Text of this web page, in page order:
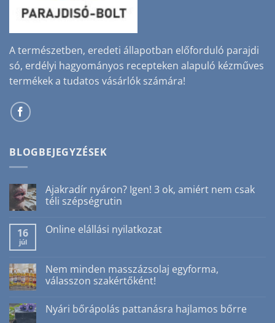
A természetben, eredeti állapotban előforduló parajdi
só, erdélyi hagyományos recepteken alapuló kézműves
termékek a tudatos vásárlók számára!
BLOGBEJEGYZÉSEK
Ajakradír nyáron? Igen! 3 ok, amiért nem csak
téli szépségrutin
a(z)
ok,
amiért
nem
szépségrutin
bejegyzéshez
16
júl
Online elállási nyilatkozat
Online
elállási
nyilatkozat
Nem minden masszázsolaj egyforma,
válasszon szakértőként!
a(z)
Nem
Nyári bőrápolás pattanásra hajlamos bőrre